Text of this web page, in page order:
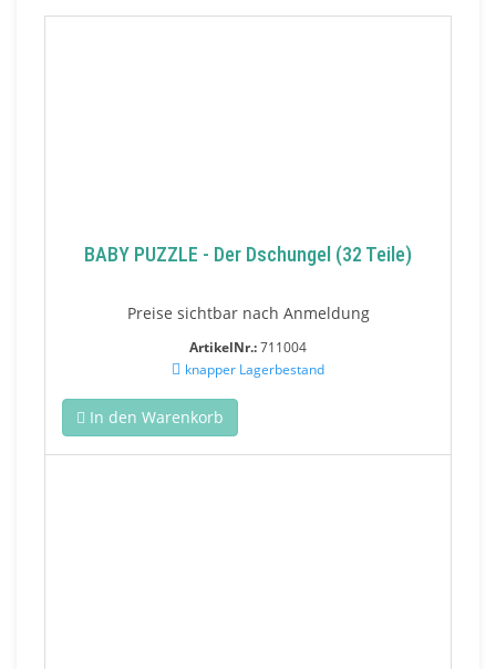
BABY PUZZLE - Der Dschungel (32 Teile)
Preise sichtbar nach Anmeldung
ArtikelNr.:711004
knapper Lagerbestand
In den Warenkorb